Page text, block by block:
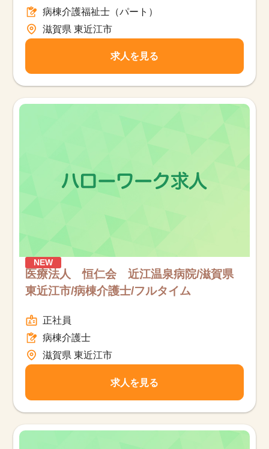
病棟介護福祉士（パート）
滋賀県 東近江市
求人を見る
NEW
医療法人 恒仁会 近江温泉病院/滋賀県
東近江市/病棟介護士/フルタイム
正社員
病棟介護士
滋賀県 東近江市
求人を見る